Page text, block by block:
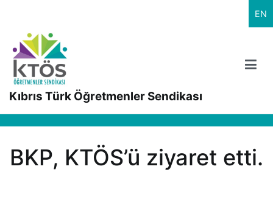
EN
Kıbrıs Türk Öğretmenler Sendikası
BKP, KTÖS’ü ziyaret etti.